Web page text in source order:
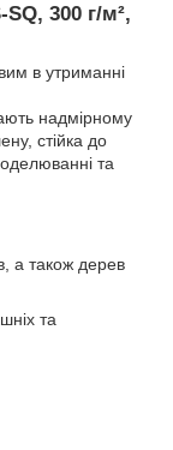
300 г/м²,
в утриманні
надмірному
стійка до
та
а також дерев
та